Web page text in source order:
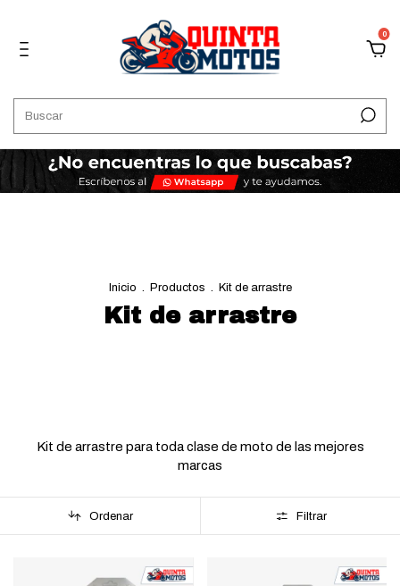
0
Inicio . Productos . Kit de arrastre
Kit de arrastre
Kit de arrastre para toda clase de moto de las mejores
marcas
Ordenar Filtrar